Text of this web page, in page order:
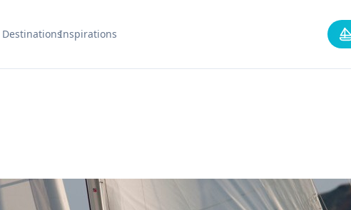
DestinationsInspirations